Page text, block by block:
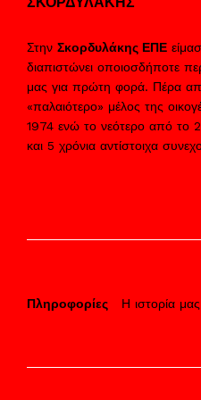
Στην Σκορδυλάκης ΕΠΕ
διαπιστώνει οποιοσδήποτε
μας για πρώτη φορά. Πέρα
«παλαιότερο» μέλος της
1974 ενώ το νεότερο από το
και 5 χρόνια αντίστοιχα
Πληροφορίες Η ιστορία μας